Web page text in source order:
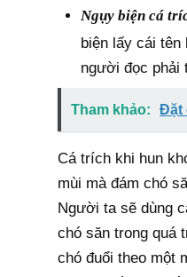
Ngụy biện cá
biện lấy cái tên
người đọc phải
Tham khảo: Đặt
Cá trích khi hun
mùi mà đám chó
Người ta sẽ dùng
chó săn trong quá
chó đuổi theo một